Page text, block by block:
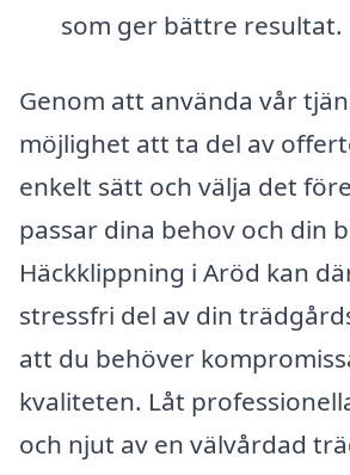
som ger bättre resultat.
Genom att använda vår
möjlighet att ta del av
enkelt sätt och välja det
passar dina behov och din
Häckklippning i Aröd kan
stressfri del av din
att du behöver
kvaliteten. Låt
och njut av en välvårdad